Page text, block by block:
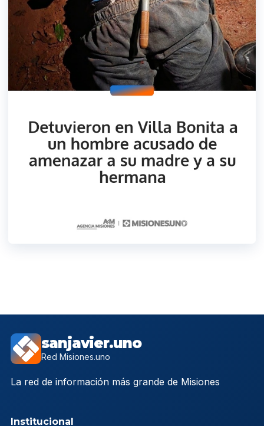
sanjavier.uno
Red Misiones.uno
La red de información más grande de Misiones
Institucional